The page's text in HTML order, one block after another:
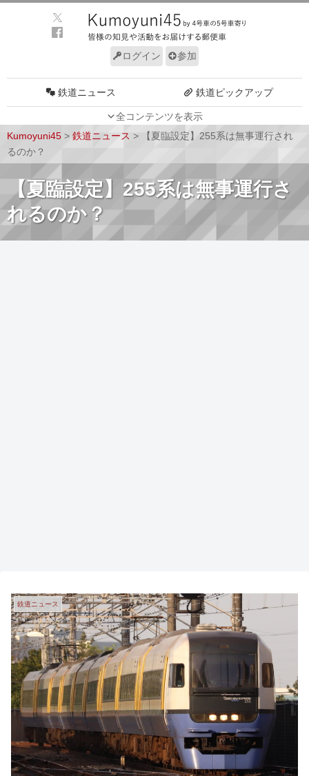
ログイン 参加
全コンテンツを表示
鉄道ニュース 鉄道ピックアップ
Kumoyuni45 > 鉄道ニュース >
【夏臨設定】255系は無事運行され
るのか？
【夏臨設定】255系は無事運行さ
れるのか？
鉄道ニュース